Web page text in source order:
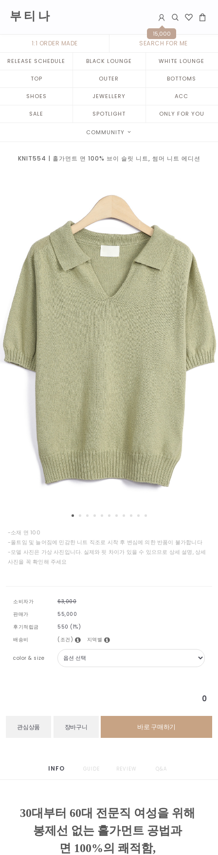
부 티 나
15,000
1:1 ORDER MADE SEARCH FOR ME
RELEASE SCHEDULE BLACK LOUNGE WHITE LOUNGE
TOP OUTER BOTTOMS
SHOES JEWELLERY ACC
SALE SPOTLIGHT ONLY FOR YOU
COMMUNITY
KNIT554 | 홀가먼트 면 100% 브이 슬릿 니트, 썸머 니트 에디션
-소재 면 100
-올트임 및 늘어짐에 민감한 니트 직조로 시착 후 변심에 의한 반품이 불가합니다
-모델 사진은 가상 사진입니다. 실제와 핏 차이가 있을 수 있으므로 상세 설명, 상세
사진을 꼭 확인해 주세요
소비자가
63,000
판매가
55,000
후기적립금
550 (1%)
배송비
(조건) 지역별
color & size
0
관심상품 장바구니 바로 구매하기
INFO GUIDE REVIEW Q&A
30대부터 60대 전문직 여성을 위해
봉제선 없는 홀가먼트 공법과
면 100%의 쾌적함,